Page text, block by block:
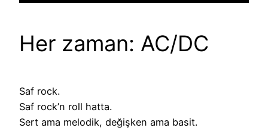
Her zaman: AC/DC
Saf rock.
Saf rock’n roll hatta.
Sert ama melodik, değişken ama basit.